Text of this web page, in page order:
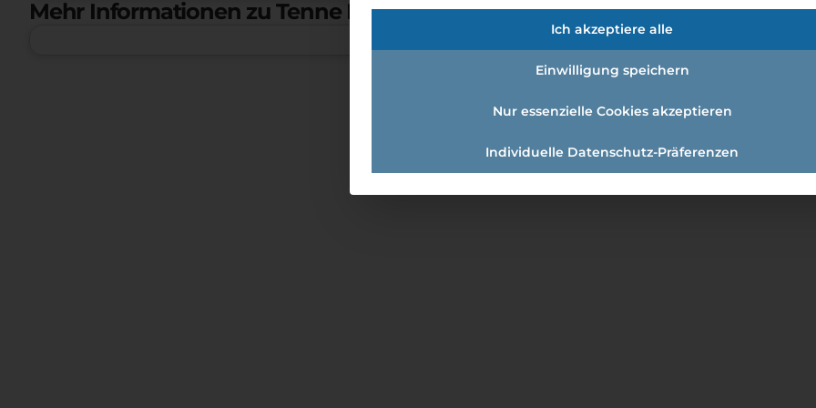
Mehr Informationen zu Tenne Bad & Fliesen
Ich akzeptiere alle
Einwilligung speichern
Nur essenzielle Cookies akzeptieren
Individuelle Datenschutz-Präferenzen